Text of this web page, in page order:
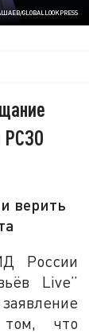
GLOBALLOOKPRESS
РСЗО
верить
России
Live”
что